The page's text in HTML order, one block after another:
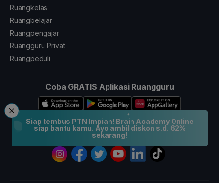
Siap tembus PTN Impian! Brain Academy Online
siap bantu kamu. Ayo ambil diskon s.d. 62%
sekarang!
Ruangkelas
Ruangbelajar
Ruangpengajar
Ruangguru Privat
Ruangpeduli
Coba GRATIS Aplikasi Ruangguru
Ikuti Kami